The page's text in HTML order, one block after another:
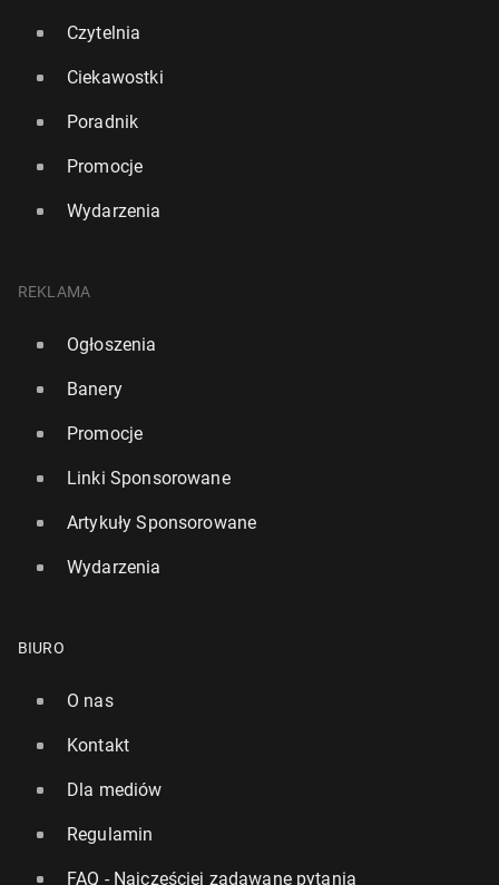
Czytelnia
Ciekawostki
Poradnik
Promocje
Wydarzenia
REKLAMA
Ogłoszenia
Banery
Promocje
Linki Sponsorowane
Artykuły Sponsorowane
Wydarzenia
BIURO
O nas
Kontakt
Dla mediów
Regulamin
FAQ - Najczęściej zadawane pytania